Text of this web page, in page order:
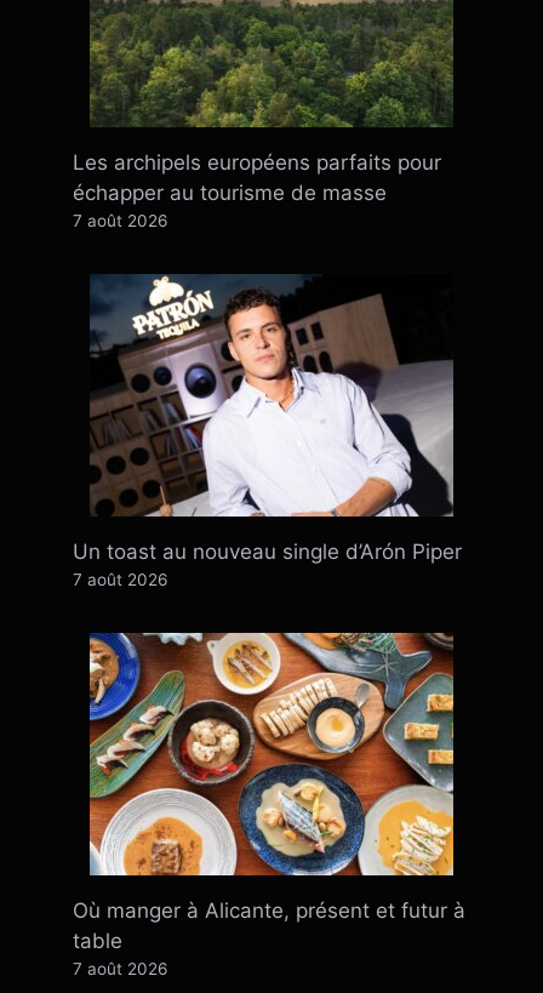
Les archipels européens parfaits pour
échapper au tourisme de masse
7 août 2026
Un toast au nouveau single d’Arón Piper
7 août 2026
Où manger à Alicante, présent et futur à
table
7 août 2026